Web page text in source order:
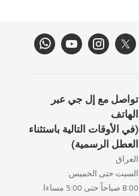
تواصل مع إل جي عبر
الهاتف
(في الأوقات التالية باستثناء
العطل الرسمية)
العراق
السبت حتى الخميس:
8:00 صباحاً حتى 5:00 مساءا